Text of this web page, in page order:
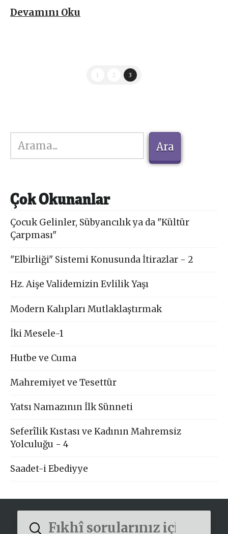
Devamını Oku
1 2 3
Ara
Ara
Çok Okunanlar
Çocuk Gelinler, Sübyancılık ya da "Kültür
Çarpması"
"Elbirliği" Sistemi Konusunda İtirazlar - 2
Hz. Aişe Validemizin Evlilik Yaşı
Modern Kalıpları Mutlaklaştırmak
İki Mesele-1
Hutbe ve Cuma
Mahremiyet ve Tesettür
Yatsı Namazının İlk Sünneti
Seferîlik Kıstası ve Kadının Mahremsiz
Yolculuğu - 4
Saadet-i Ebediyye
Submit